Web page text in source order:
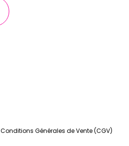
Conditions Générales de Vente (CGV)